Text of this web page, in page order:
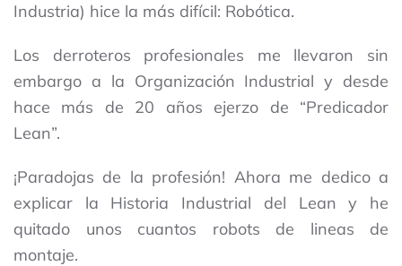
Industria) hice la más difícil: Robótica.
Los derroteros profesionales me llevaron sin
embargo a la Organización Industrial y desde
hace más de 20 años ejerzo de “Predicador
Lean”.
¡Paradojas de la profesión! Ahora me dedico a
explicar la Historia Industrial del Lean y he
quitado unos cuantos robots de lineas de
montaje.